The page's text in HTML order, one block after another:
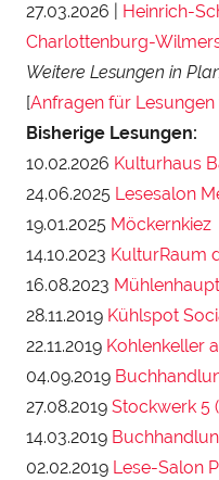
27.03.2026 |
Heinrich-
Charlottenburg-
Weitere Lesungen in
[Anfragen für Lesungen
Bisherige Lesungen:
10.02.2026 Kulturhaus
24.06.2025 Lesesalon
19.01.2025 Möckernkiez
14.10.2023 KulturRaum
16.08.2023
28.11.2019 Kühlspot
22.11.2019 Kohlenkeller
04.09.2019
27.08.2019 Stockwerk 5
14.03.2019
02.02.2019 Lese-Salon